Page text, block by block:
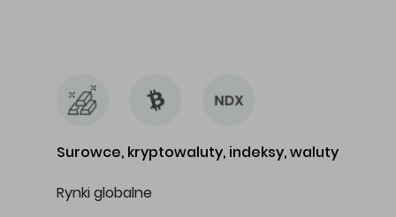
Surowce, kryptowaluty, indeksy, waluty
Rynki globalne